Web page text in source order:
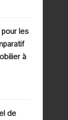
les
à
de